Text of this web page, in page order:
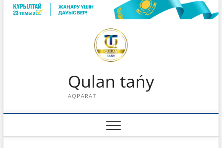
Skip
Qulan tańy
AQPARAT